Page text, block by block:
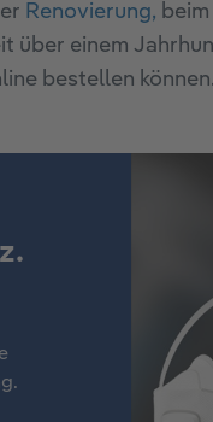
Renovierung, beim
über einem
bestellen können.